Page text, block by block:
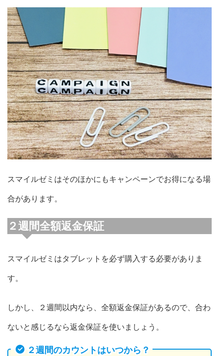
スマイルゼミはそのほかにもキャンペーンでお得になる場
合があります。
２週間全額返金保証
スマイルゼミはタブレットを必ず購入する必要がありま
す。
しかし、２週間以内なら、全額返金保証があるので、合わ
ないと感じるなら返金保証を使いましょう。
２週間のカウントはいつから？